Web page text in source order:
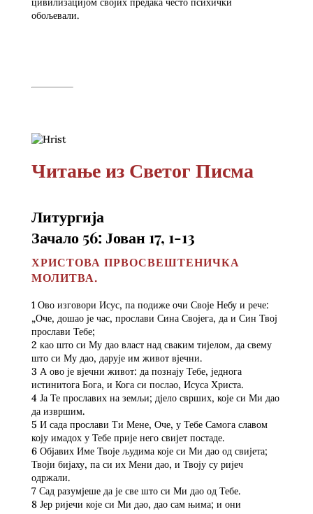
обољевали.
Читање из Светог Писма
Литургија
Зачало 56: Јован 17, 1-13
ХРИСТОВА ПРВОСВЕШТЕНИЧКА
МОЛИТВА.
1 Ово изговори Исус, па подиже очи Своје Небу и рече:
„Оче, дошао је час, прослави Сина Својега, да и Син Твој
прослави Тебе;
2 као што си Му дао власт над сваким тијелом, да свему
што си Му дао, дарује им живот вјечни.
3 А ово је вјечни живот: да познају Тебе, једнога
истинитога Бога, и Кога си послао, Исуса Христа.
4 Ја Те прославих на земљи; дјело сврших, које си Ми дао
да извршим.
5 И сада прослави Ти Мене, Оче, у Тебе Самога славом
коју имадох у Тебе прије него свијет постаде.
6 Објавих Име Твоје људима које си Ми дао од свијета;
Твоји бијаху, па си их Мени дао, и Твоју су ријеч
одржали.
7 Сад разумјеше да је све што си Ми дао од Тебе.
8 Јер ријечи које си Ми дао, дао сам њима; и они